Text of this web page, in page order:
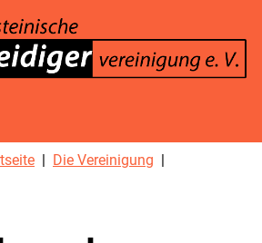
Die Vereinigung